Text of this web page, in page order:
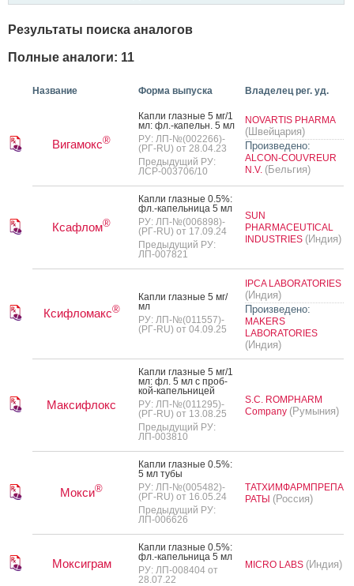
Результаты поиска аналогов
Полные аналоги: 11
Название Форма выпуска Владелец рег. уд.
Вигамокс®
Кап­ли глаз­ные 5 мг/1
мл: фл.-ка­пельн. 5 мл
РУ: ЛП-№(002266)-
(РГ-RU) от 28.04.23
Предыдущий РУ:
ЛСР-003706/10
NOVARTIS PHARMA
(Швейцария)
Произведено:
ALCON-COUVREUR
N.V. (Бельгия)
Ксафлом®
Кап­ли глаз­ные 0.5%:
фл.-ка­пель­ни­ца 5 мл
РУ: ЛП-№(006898)-
(РГ-RU) от 17.09.24
Предыдущий РУ:
ЛП-007821
SUN
PHARMACEUTICAL
INDUSTRIES (Индия)
Ксифломакс®
Кап­ли глаз­ные 5 мг/
мл
РУ: ЛП-№(011557)-
(РГ-RU) от 04.09.25
IPCA LABORATORIES
(Индия)
Произведено:
MAKERS
LABORATORIES
(Индия)
Максифлокс
Кап­ли глаз­ные 5 мг/1
мл: фл. 5 мл с проб­
кой-ка­пель­ни­цей
РУ: ЛП-№(011295)-
(РГ-RU) от 13.08.25
Предыдущий РУ:
ЛП-003810
S.C. ROMPHARM
Company (Румыния)
Мокси®
Кап­ли глаз­ные 0.5%:
5 мл ту­бы
РУ: ЛП-№(005482)-
(РГ-RU) от 16.05.24
Предыдущий РУ:
ЛП-006626
ТАТХИМФАРМПРЕПА
РАТЫ (Россия)
Моксиграм
Кап­ли глаз­ные 0.5%:
фл.-ка­пель­ни­ца 5 мл
РУ: ЛП-008404 от
28.07.22
MICRO LABS (Индия)